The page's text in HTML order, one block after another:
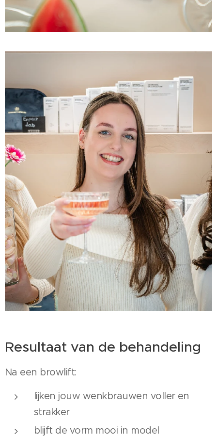
Resultaat van de behandeling
Na een browlift:
lijken jouw wenkbrauwen voller en
strakker
blijft de vorm mooi in model